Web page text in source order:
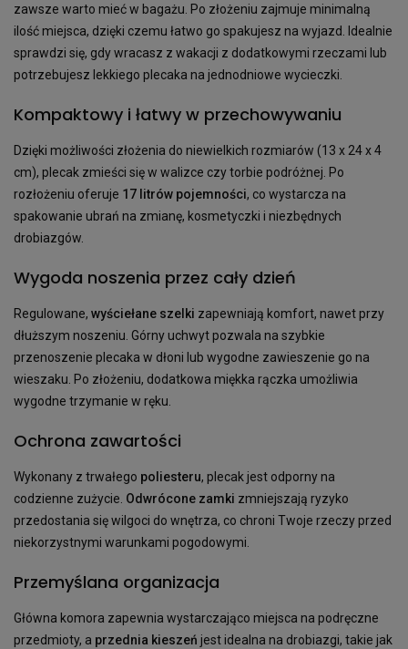
zawsze warto mieć w bagażu. Po złożeniu zajmuje minimalną
ilość miejsca, dzięki czemu łatwo go spakujesz na wyjazd. Idealnie
sprawdzi się, gdy wracasz z wakacji z dodatkowymi rzeczami lub
potrzebujesz lekkiego plecaka na jednodniowe wycieczki.
Kompaktowy i łatwy w przechowywaniu
Dzięki możliwości złożenia do niewielkich rozmiarów (13 x 24 x 4
cm), plecak zmieści się w walizce czy torbie podróżnej. Po
rozłożeniu oferuje 17 litrów pojemności, co wystarcza na
spakowanie ubrań na zmianę, kosmetyczki i niezbędnych
drobiazgów.
Wygoda noszenia przez cały dzień
Regulowane, wyściełane szelki zapewniają komfort, nawet przy
dłuższym noszeniu. Górny uchwyt pozwala na szybkie
przenoszenie plecaka w dłoni lub wygodne zawieszenie go na
wieszaku. Po złożeniu, dodatkowa miękka rączka umożliwia
wygodne trzymanie w ręku.
Ochrona zawartości
Wykonany z trwałego poliesteru, plecak jest odporny na
codzienne zużycie. Odwrócone zamki zmniejszają ryzyko
przedostania się wilgoci do wnętrza, co chroni Twoje rzeczy przed
niekorzystnymi warunkami pogodowymi.
Przemyślana organizacja
Główna komora zapewnia wystarczająco miejsca na podręczne
przedmioty, a przednia kieszeń jest idealna na drobiazgi, takie jak